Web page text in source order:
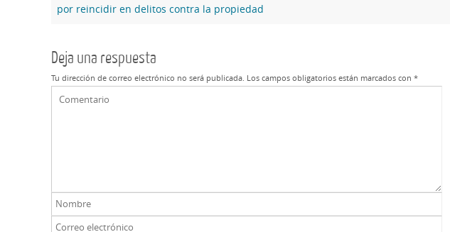
por reincidir en delitos contra la propiedad
Deja una respuesta
Tu dirección de correo electrónico no será publicada. Los campos obligatorios están marcados con *